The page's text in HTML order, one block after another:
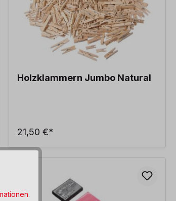
Holzklammern Jumbo Natural
21,50 €*
.